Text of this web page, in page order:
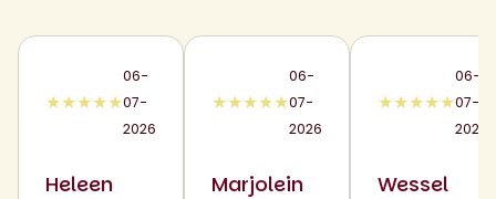
★★★★★
06-
07-
2026
Heleen
★★★★★
06-
07-
2026
Marjolein
★★★★★
06-
07-
2026
Wessel